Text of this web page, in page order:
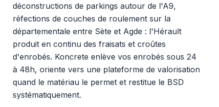
déconstructions de parkings autour de l'A9,
réfections de couches de roulement sur la
départementale entre Sète et Agde : l'Hérault
produit en continu des fraisats et croûtes
d'enrobés. Koncrete enlève vos enrobés sous 24
à 48h, oriente vers une plateforme de valorisation
quand le matériau le permet et restitue le BSD
systématiquement.